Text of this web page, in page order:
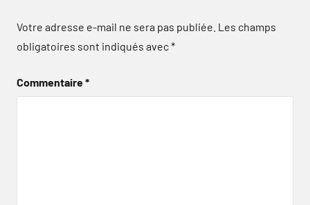
Votre adresse e-mail ne sera pas publiée. Les champs
obligatoires sont indiqués avec*
Commentaire*